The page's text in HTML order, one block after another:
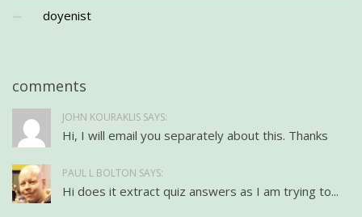
doyenist
comments
JOHN KOURAKLIS SAYS:
Hi, I will email you separately about this. Thanks
PAUL L BOLTON SAYS:
Hi does it extract quiz answers as I am trying to...